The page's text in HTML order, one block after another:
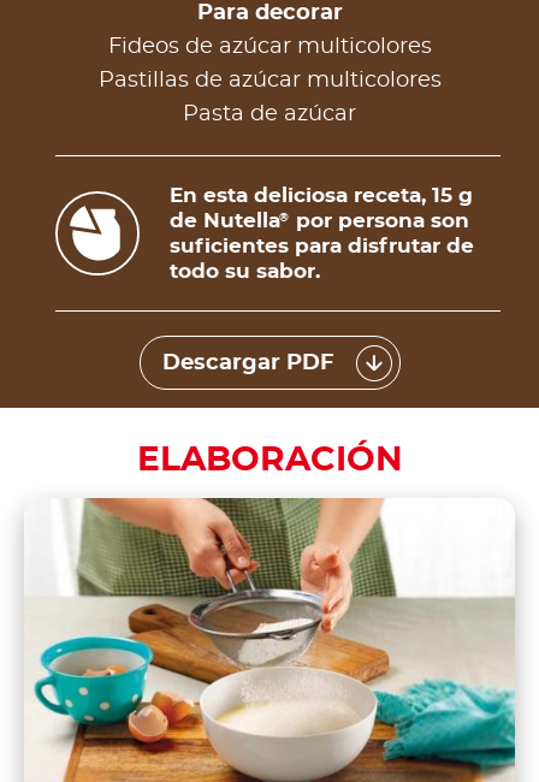
Para decorar
Fideos de azúcar multicolores
Pastillas de azúcar multicolores
Pasta de azúcar
En esta deliciosa receta, 15 g
de Nutella®
por persona son
suficientes para disfrutar de
todo su sabor.
Descargar PDF
ELABORACIÓN